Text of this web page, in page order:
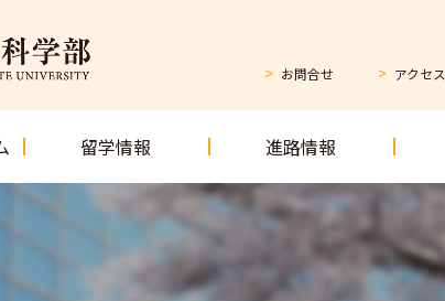
お問合せ
アクセス
留学情報 進路情報